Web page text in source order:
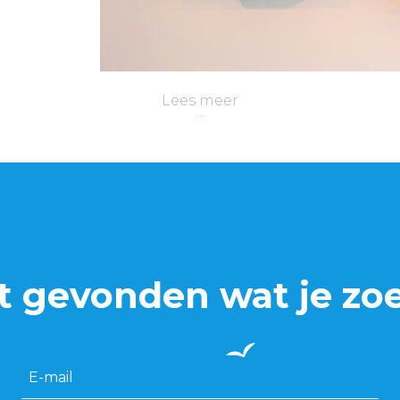
Lees meer
gevonden wat je
E-mail